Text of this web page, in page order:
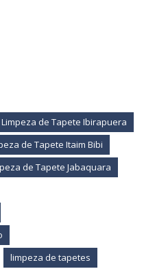
Limpeza de Tapete Ibirapuera
de Tapete Itaim Bibi
de Tapete Jabaquara
limpeza de tapetes